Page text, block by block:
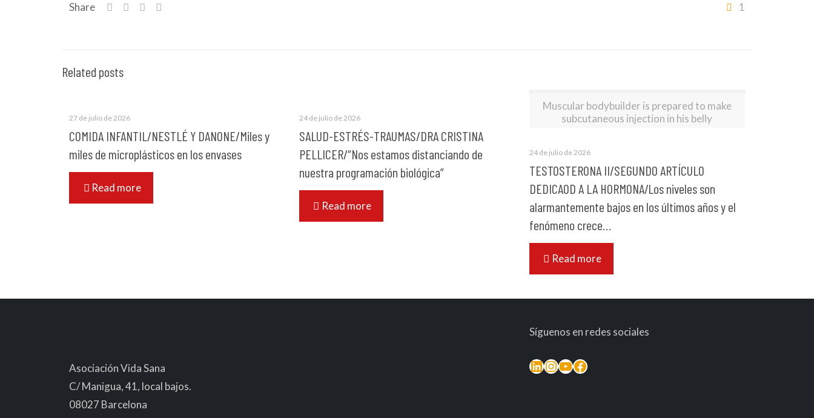
Share 1
Related posts
27 de julio de 2026
COMIDA INFANTIL/NESTLÉ Y DANONE/Miles y
miles de microplásticos en los envases
Read more
24 de julio de 2026
SALUD-ESTRÉS-TRAUMAS/DRA CRISTINA
PELLICER/“Nos estamos distanciando de
nuestra programación biológica”
Read more
Muscular bodybuilder is prepared to make
subcutaneous injection in his belly
24 de julio de 2026
TESTOSTERONA II/SEGUNDO ARTÍCULO
DEDICAOD A LA HORMONA/Los niveles son
alarmantemente bajos en los últimos años y el
fenómeno crece…
Read more
Asociación Vida Sana
C/ Manigua, 41, local bajos.
08027 Barcelona
Síguenos en redes sociales
LinkedIn
Instagram
YouTube
Facebook